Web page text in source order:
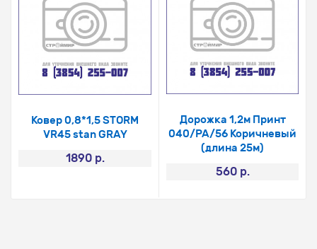
Ковер 0,8*1,5 STORM
VR45 stan GRAY
1890 р.
Дорожка 1,2м Принт
040/РА/56 Коричневый
(длина 25м)
560 р.